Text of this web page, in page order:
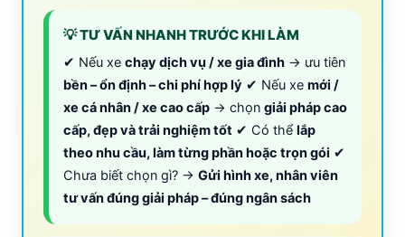
💡 TƯ VẤN NHANH TRƯỚC KHI LÀM
✔ Nếu xe chạy dịch vụ / xe gia đình → ưu tiên
bền – ổn định – chi phí hợp lý ✔ Nếu xe mới /
xe cá nhân / xe cao cấp → chọn giải pháp cao
cấp, đẹp và trải nghiệm tốt ✔ Có thể lắp
theo nhu cầu, làm từng phần hoặc trọn gói ✔
Chưa biết chọn gì? → Gửi hình xe, nhân viên
tư vấn đúng giải pháp – đúng ngân sách